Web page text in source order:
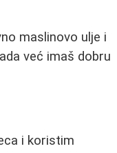
maslinovo ulje i
već imaš dobru
i koristim